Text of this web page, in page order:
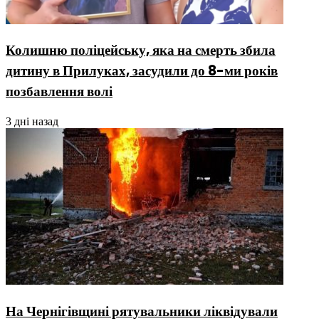
Колишню поліцейську, яка на смерть збила
дитину в Прилуках, засудили до 8-ми років
позбавлення волі
3 дні назад
На Чернігівщині рятувальники ліквідували